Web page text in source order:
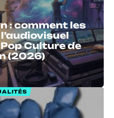
: comment les
Culture de
(2026)